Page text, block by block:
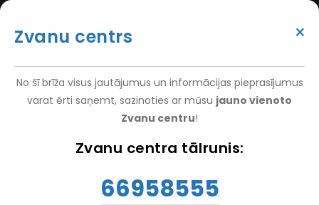
Pārlekt
galveno
MENU
VAKANCES
DARBINIEKIEM
Atpakaļceļš
×
Zvanu centrs
No šī brīža visus jautājumus un informācijas pieprasījumus
varat ērti saņemt, sazinoties ar mūsu jauno vienoto
Zvanu centru!
Zvanu centra tālrunis:
66958555